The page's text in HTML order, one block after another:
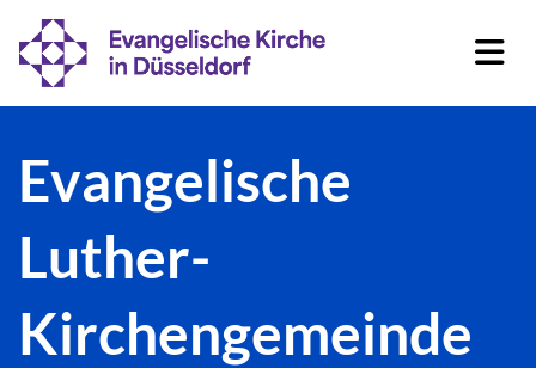
Evangelische
Luther-
Kirchengemeinde